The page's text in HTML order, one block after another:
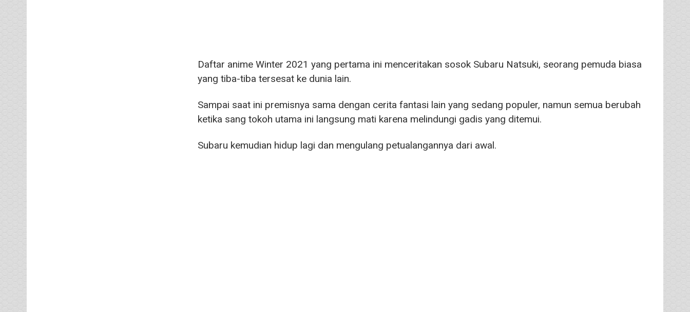
Daftar anime Winter 2021 yang pertama ini menceritakan sosok Subaru Natsuki, seorang pemuda biasa
yang tiba-tiba tersesat ke dunia lain.
Sampai saat ini premisnya sama dengan cerita fantasi lain yang sedang populer, namun semua berubah
ketika sang tokoh utama ini langsung mati karena melindungi gadis yang ditemui.
Subaru kemudian hidup lagi dan mengulang petualangannya dari awal.